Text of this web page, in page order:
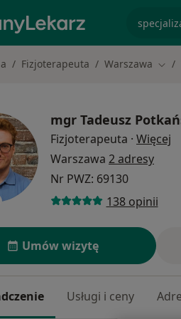
Fizjoterapeuta Warszawa
mgr Tadeusz
Fizjoterapeuta · Więcej
Warszawa 2 adresy
Nr PWZ: 69130
138 opinii
Umów wizytę
Usługi i ceny